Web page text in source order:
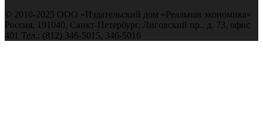
© 2010-2025 ООО «Издательский дом «Реальная экономика»
Россия, 191040, Санкт-Петербург, Лиговский пр., д. 73, офис
401 Тел.: (812) 346-5015, 346-5016